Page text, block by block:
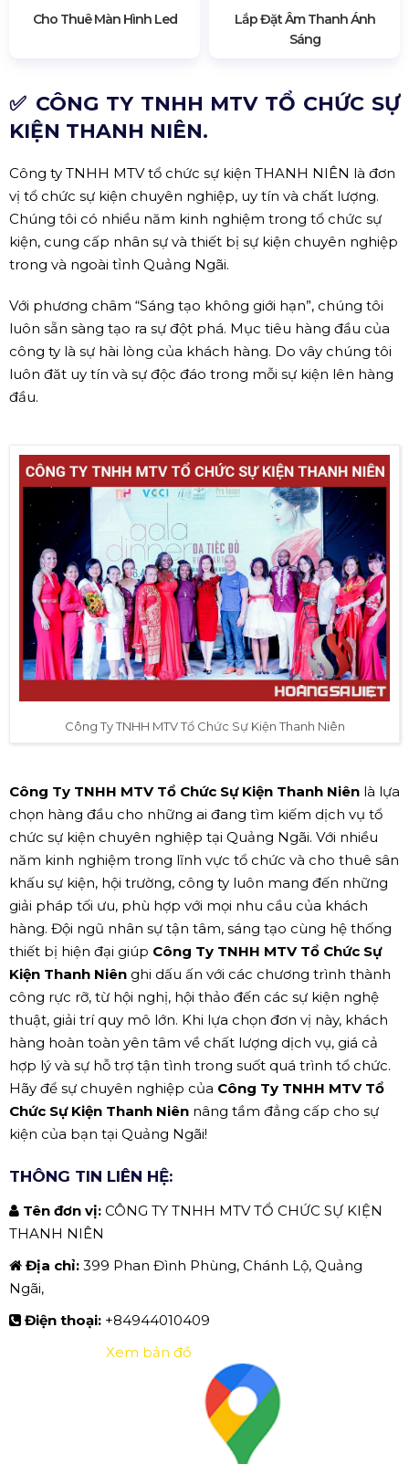
Cho Thuê Màn Hình Led
Lắp Đặt Âm Thanh Ánh
Sáng
✅ CÔNG TY TNHH MTV TỔ CHỨC SỰ
KIỆN THANH NIÊN.
Công ty TNHH MTV tổ chức sự kiện THANH NIÊN là đơn
vị tổ chức sự kiện chuyên nghiệp, uy tín và chất lượng.
Chúng tôi có nhiều năm kinh nghiệm trong tổ chức sự
kiện, cung cấp nhân sự và thiết bị sự kiện chuyên nghiệp
trong và ngoài tỉnh Quảng Ngãi.
Với phương châm “Sáng tạo không giới hạn”, chúng tôi
luôn sẵn sàng tạo ra sự đột phá. Mục tiêu hàng đầu của
công ty là sự hài lòng của khách hàng. Do vây chúng tôi
luôn đăt uy tín và sự độc đáo trong mỗi sự kiện lên hàng
đầu.
Công Ty TNHH MTV Tổ Chức Sự Kiện Thanh Niên
Công Ty TNHH MTV Tổ Chức Sự Kiện Thanh Niên là lựa
chọn hàng đầu cho những ai đang tìm kiếm dịch vụ tổ
chức sự kiện chuyên nghiệp tại Quảng Ngãi. Với nhiều
năm kinh nghiệm trong lĩnh vực tổ chức và cho thuê sân
khấu sự kiện, hội trường, công ty luôn mang đến những
giải pháp tối ưu, phù hợp với mọi nhu cầu của khách
hàng. Đội ngũ nhân sự tận tâm, sáng tạo cùng hệ thống
thiết bị hiện đại giúp Công Ty TNHH MTV Tổ Chức Sự
Kiện Thanh Niên ghi dấu ấn với các chương trình thành
công rực rỡ, từ hội nghị, hội thảo đến các sự kiện nghệ
thuật, giải trí quy mô lớn. Khi lựa chọn đơn vị này, khách
hàng hoàn toàn yên tâm về chất lượng dịch vụ, giá cả
hợp lý và sự hỗ trợ tận tình trong suốt quá trình tổ chức.
Hãy để sự chuyên nghiệp của Công Ty TNHH MTV Tổ
Chức Sự Kiện Thanh Niên nâng tầm đẳng cấp cho sự
kiện của bạn tại Quảng Ngãi!
THÔNG TIN LIÊN HỆ:
Tên đơn vị: CÔNG TY TNHH MTV TỔ CHỨC SỰ KIỆN
THANH NIÊN
Địa chỉ: 399 Phan Đình Phùng, Chánh Lộ, Quảng
Ngãi,
Điện thoại: +84944010409
Xem bản đồ